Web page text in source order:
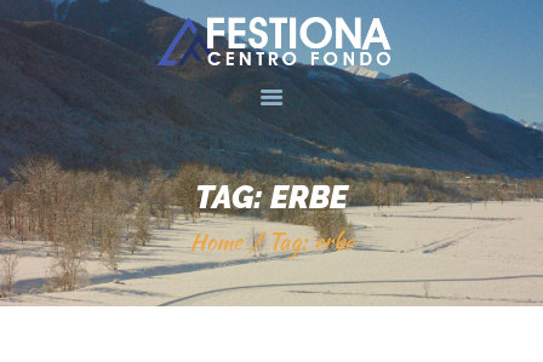
TAG: ERBE
Home Tag: erbe
HOME
CENTRO FONDO
SCUOLA SCI
MERAN
NEWSLETTER